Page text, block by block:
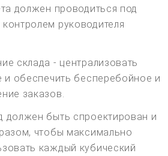
должен проводиться под
руководителя
склада - централизовать
и обеспечить бесперебойное и
заказов.
должен быть спроектирован и
чтобы максимально
каждый кубический